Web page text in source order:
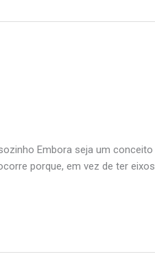
Embora seja um conceito
porque, em vez de ter eixos